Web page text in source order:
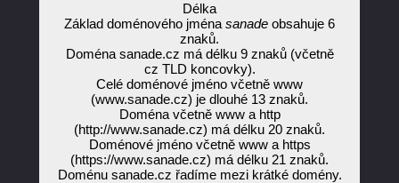
Délka
Základ doménového jména sanade obsahuje 6
znaků.
Doména sanade.cz má délku 9 znaků (včetně
cz TLD koncovky).
Celé doménové jméno včetně www
(www.sanade.cz) je dlouhé 13 znaků.
Doména včetně www a http
(http://www.sanade.cz) má délku 20 znaků.
Doménové jméno včetně www a https
(https://www.sanade.cz) má délku 21 znaků.
Doménu sanade.cz řadíme mezi krátké domény.